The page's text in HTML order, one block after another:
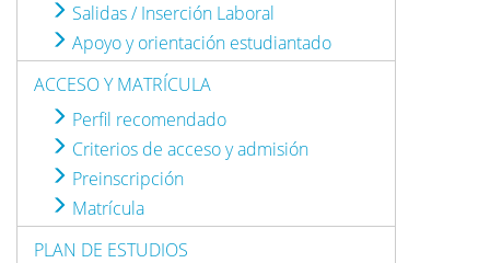
Salidas / Inserción Laboral
Apoyo y orientación estudiantado
ACCESO Y MATRÍCULA
Perfil recomendado
Criterios de acceso y admisión
Preinscripción
Matrícula
PLAN DE ESTUDIOS